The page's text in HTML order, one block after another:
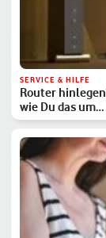
SERVICE & HILFE
Router
wie Du das um…